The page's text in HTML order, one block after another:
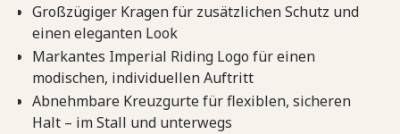
Großzügiger Kragen für zusätzlichen Schutz und
einen eleganten Look
Markantes Imperial Riding Logo für einen
modischen, individuellen Auftritt
Abnehmbare Kreuzgurte für flexiblen, sicheren
Halt – im Stall und unterwegs